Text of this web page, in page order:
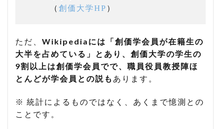
（ 創価大学HP ）
ただ、 Wikipediaには「創価学会員が在籍生の
大半を占めている」とあり、創価大学の学生の
9割以上は創価学会員でで、職員役員教授陣ほ
とんどが学会員との説も あります。
※ 統計によるものではなく、あくまで憶測との
ことです。